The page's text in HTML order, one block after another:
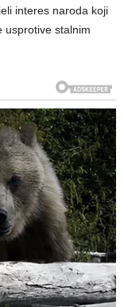
interes naroda koji
usprotive stalnim